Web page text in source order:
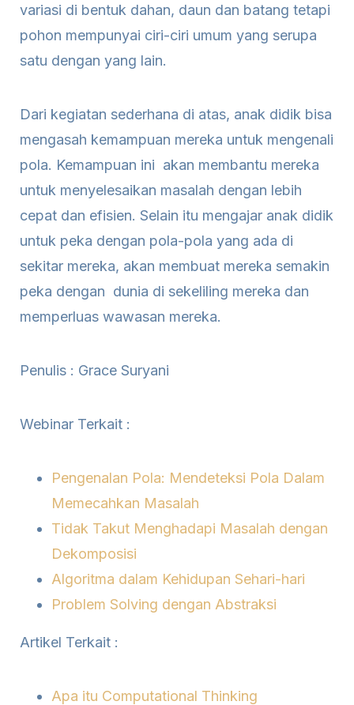
variasi di bentuk dahan, daun dan batang tetapi
pohon mempunyai ciri-ciri umum yang serupa
satu dengan yang lain.
Dari kegiatan sederhana di atas, anak didik bisa
mengasah kemampuan mereka untuk mengenali
pola. Kemampuan ini akan membantu mereka
untuk menyelesaikan masalah dengan lebih
cepat dan efisien. Selain itu mengajar anak didik
untuk peka dengan pola-pola yang ada di
sekitar mereka, akan membuat mereka semakin
peka dengan dunia di sekeliling mereka dan
memperluas wawasan mereka.
Penulis : Grace Suryani
Webinar Terkait :
Pengenalan Pola: Mendeteksi Pola Dalam
Memecahkan Masalah
Tidak Takut Menghadapi Masalah dengan
Dekomposisi
Algoritma dalam Kehidupan Sehari-hari
Problem Solving dengan Abstraksi
Artikel Terkait :
Apa itu Computational Thinking